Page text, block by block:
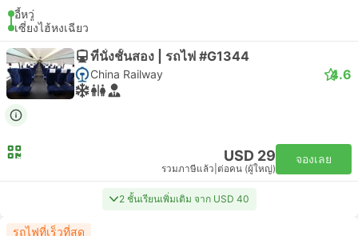
อี้หวู่
เซี่ยงไฮ้หงเฉียว
ที่นั่งชั้นสอง | รถไฟ #G1344
China Railway 4.6
USD 29
รวมภาษีแล้ว ต่อคน (ผู้ใหญ่)
จองเลย
2 ชั้นเรียนเพิ่มเติม จาก USD 40
รถไฟที่เร็วที่สุด